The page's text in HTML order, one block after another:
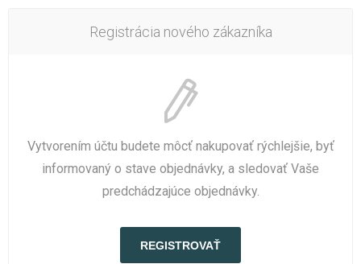
Registrácia nového zákazníka
Vytvorením účtu budete môcť nakupovať rýchlejšie, byť
informovaný o stave objednávky, a sledovať Vaše
predchádzajúce objednávky.